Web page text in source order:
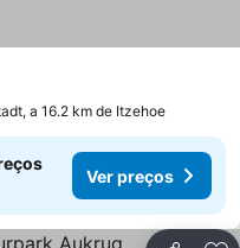
a 16.2 km de Itzehoe
Ver preços